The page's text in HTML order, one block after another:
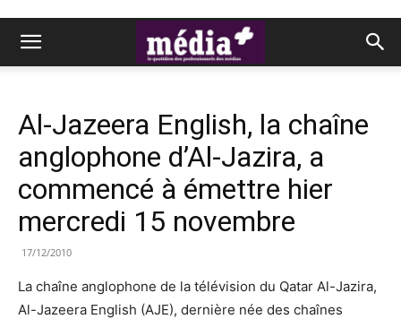
Al-Jazeera English, la chaîne
anglophone d’Al-Jazira, a
commencé à émettre hier
mercredi 15 novembre
17/12/2010
La chaîne anglophone de la télévision du Qatar Al-Jazira,
Al-Jazeera English (AJE), dernière née des chaînes